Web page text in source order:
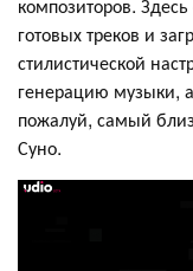
композиторов.
готовых треков и
стилистической
генерацию музыки,
пожалуй, самый
Суно.